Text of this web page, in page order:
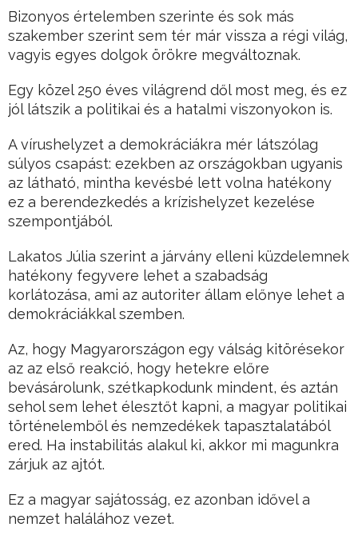
Bizonyos értelemben szerinte és sok más
szakember szerint sem tér már vissza a régi világ,
vagyis egyes dolgok örökre megváltoznak.
Egy közel 250 éves világrend dől most meg, és ez
jól látszik a politikai és a hatalmi viszonyokon is.
A vírushelyzet a demokráciákra mér látszólag
súlyos csapást: ezekben az országokban ugyanis
az látható, mintha kevésbé lett volna hatékony
ez a berendezkedés a krízishelyzet kezelése
szempontjából.
Lakatos Júlia szerint a járvány elleni küzdelemnek
hatékony fegyvere lehet a szabadság
korlátozása, ami az autoriter állam előnye lehet a
demokráciákkal szemben.
Az, hogy Magyarországon egy válság kitörésekor
az az első reakció, hogy hetekre előre
bevásárolunk, szétkapkodunk mindent, és aztán
sehol sem lehet élesztőt kapni, a magyar politikai
történelemből és nemzedékek tapasztalatából
ered. Ha instabilitás alakul ki, akkor mi magunkra
zárjuk az ajtót.
Ez a magyar sajátosság, ez azonban idővel a
nemzet halálához vezet.